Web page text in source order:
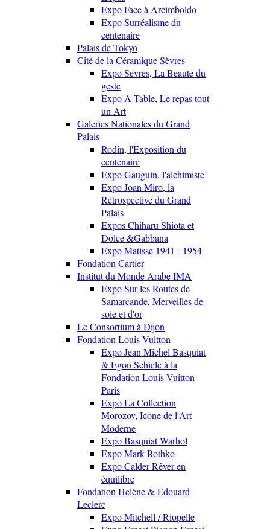
Expo Face à Arcimboldo
Expo Surréalisme du
centenaire
Palais de Tokyo
Cité de la Céramique Sèvres
Expo Sevres, La Beaute du
geste
Expo A Table, Le repas tout
un Art
Galeries Nationales du Grand
Palais
Rodin, l'Exposition du
centenaire
Expo Gauguin, l'alchimiste
Expo Joan Miro, la
Rétrospective du Grand
Palais
Expos Chiharu Shiota et
Dolce &Gabbana
Expo Matisse 1941 - 1954
Fondation Cartier
Institut du Monde Arabe IMA
Expo Sur les Routes de
Samarcande, Merveilles de
soie et d'or
Le Consortium à Dijon
Fondation Louis Vuitton
Expo Jean Michel Basquiat
& Egon Schiele à la
Fondation Louis Vuitton
Paris
Expo La Collection
Morozov, Icone de l'Art
Moderne
Expo Basquiat Warhol
Expo Mark Rothko
Expo Calder Rêver en
équilibre
Fondation Helène & Edouard
Leclerc
Expo Mitchell / Riopelle